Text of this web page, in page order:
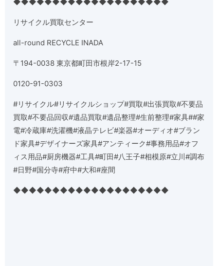
リサイクル買取センター
all-round RECYCLE INADA
〒 194-0038東京都町田市根岸2-17-15
0120-91-0303
#リサイクル#リサイクルショップ#買取#出張買取#不要品
買取#不要品回収#遺品買取#遺品整理#生前整理#家具##家
電#冷蔵庫#洗濯機#液晶テレビ#楽器#オーディオ#ブラン
ド家具#デザイナーズ家具#アンティーク#事務用品#オフ
ィス用品#厨房機器#工具#町田#八王子#相模原#立川#調布
#日野#国分寺#府中#大和#座間
◆◆◆◆◆◆◆◆◆◆◆◆◆◆◆◆◆◆◆◆